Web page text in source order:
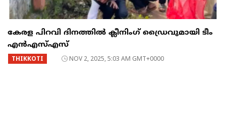
കേരള പിറവി ദിനത്തിൽ ക്ലീനിംഗ് ഡ്രൈവുമായി ടീം
എൻഎസ്‌എസ്‌
THIKKOTI NOV 2, 2025, 5:03 AM GMT+0000